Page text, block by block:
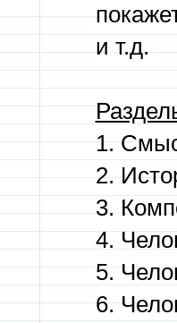
и т.д.
1.
2.
3.
4.
5.
6.